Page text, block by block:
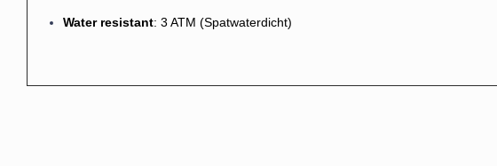
Water resistant: 3 ATM (Spatwaterdicht)